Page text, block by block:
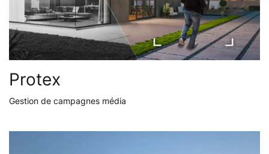
Protex
Gestion de campagnes média